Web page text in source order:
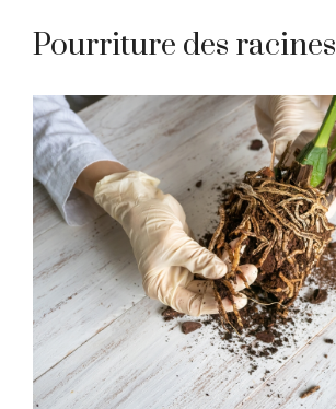
Pourriture des racines